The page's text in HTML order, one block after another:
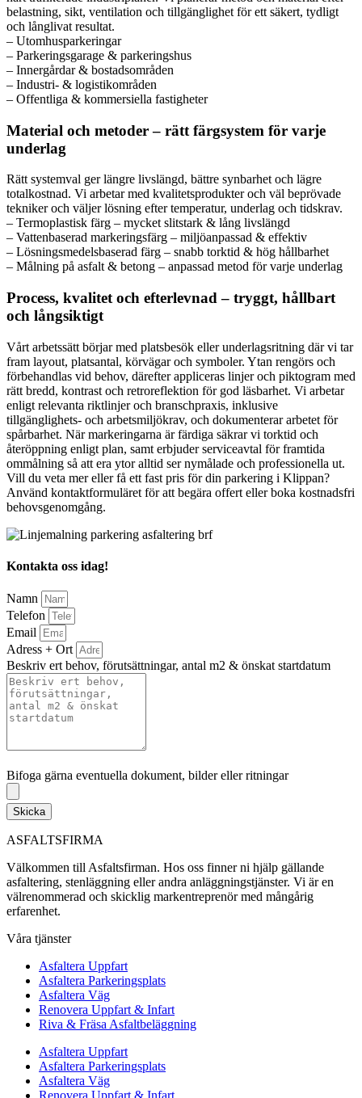
belastning, sikt, ventilation och tillgänglighet för ett säkert, tydligt
och långlivat resultat.
– Utomhusparkeringar
– Parkeringsgarage & parkeringshus
– Innergårdar & bostadsområden
– Industri- & logistikområden
– Offentliga & kommersiella fastigheter
Material och metoder – rätt färgsystem för varje
underlag
Rätt systemval ger längre livslängd, bättre synbarhet och lägre
totalkostnad. Vi arbetar med kvalitetsprodukter och väl beprövade
tekniker och väljer lösning efter temperatur, underlag och tidskrav.
– Termoplastisk färg – mycket slitstark & lång livslängd
– Vattenbaserad markeringsfärg – miljöanpassad & effektiv
– Lösningsmedelsbaserad färg – snabb torktid & hög hållbarhet
– Målning på asfalt & betong – anpassad metod för varje underlag
Process, kvalitet och efterlevnad – tryggt, hållbart
och långsiktigt
Vårt arbetssätt börjar med platsbesök eller underlagsritning där vi tar
fram layout, platsantal, körvägar och symboler. Ytan rengörs och
förbehandlas vid behov, därefter appliceras linjer och piktogram med
rätt bredd, kontrast och retroreflektion för god läsbarhet. Vi arbetar
enligt relevanta riktlinjer och branschpraxis, inklusive
tillgänglighets- och arbetsmiljökrav, och dokumenterar arbetet för
spårbarhet. När markeringarna är färdiga säkrar vi torktid och
återöppning enligt plan, samt erbjuder serviceavtal för framtida
ommålning så att era ytor alltid ser nymålade och professionella ut.
Vill du veta mer eller få ett fast pris för din parkering i Klippan?
Använd kontaktformuläret för att begära offert eller boka kostnadsfri
behovsgenomgång.
Kontakta oss idag!
Namn
Telefon
Email
Adress + Ort
Beskriv ert behov, förutsättningar, antal m2 & önskat startdatum
Bifoga gärna eventuella dokument, bilder eller ritningar
Skicka
ASFALTSFIRMA
Välkommen till Asfaltsfirman. Hos oss finner ni hjälp gällande
asfaltering, stenläggning eller andra anläggningstjänster. Vi är en
välrenommerad och skicklig markentreprenör med mångårig
erfarenhet.
Våra tjänster
Asfaltera Uppfart
Asfaltera Parkeringsplats
Asfaltera Väg
Renovera Uppfart & Infart
Riva & Fräsa Asfaltbeläggning
Asfaltera Uppfart
Asfaltera Parkeringsplats
Asfaltera Väg